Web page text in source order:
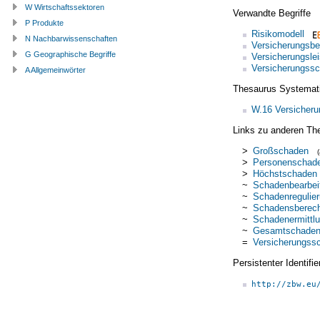
Verwandte Begriffe
Risikomodell
Thesaurus
W.16
Links zu anderen
> Großschaden
>
> Höchstschaden
~
~
~
~
~
=
Persistenter
http://
W Wirtschaftssektoren
P Produkte
N Nachbarwissenschaften
G Geographische Begriffe
A Allgemeinwörter